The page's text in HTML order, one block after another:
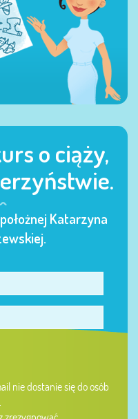
o ciąży,
Katarzyna
nie dostanie się do osób